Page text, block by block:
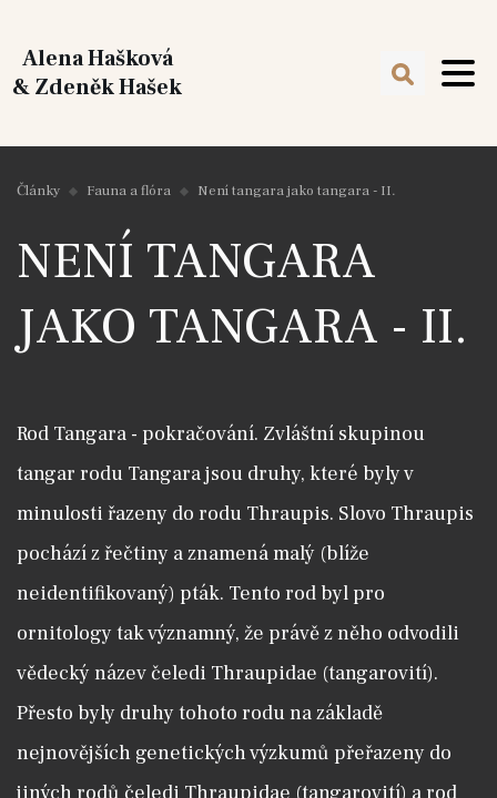
Alena Hašková
& Zdeněk Hašek
Články Fauna a flóra Není tangara jako tangara - II.
NENÍ TANGARA
JAKO TANGARA - II.
Rod Tangara - pokračování. Zvláštní skupinou
tangar rodu Tangara jsou druhy, které byly v
minulosti řazeny do rodu Thraupis. Slovo Thraupis
pochází z řečtiny a znamená malý (blíže
neidentifikovaný) pták. Tento rod byl pro
ornitology tak významný, že právě z něho odvodili
vědecký název čeledi Thraupidae (tangarovití).
Přesto byly druhy tohoto rodu na základě
nejnovějších genetických výzkumů přeřazeny do